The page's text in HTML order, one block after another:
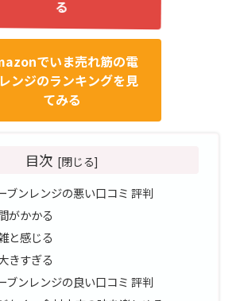
る
でいま売れ筋の電
ンジのランキングを見
てみる
目次
ブンレンジの悪い口コミ 評判
がかかる
と感じる
きすぎる
ブンレンジの良い口コミ 評判